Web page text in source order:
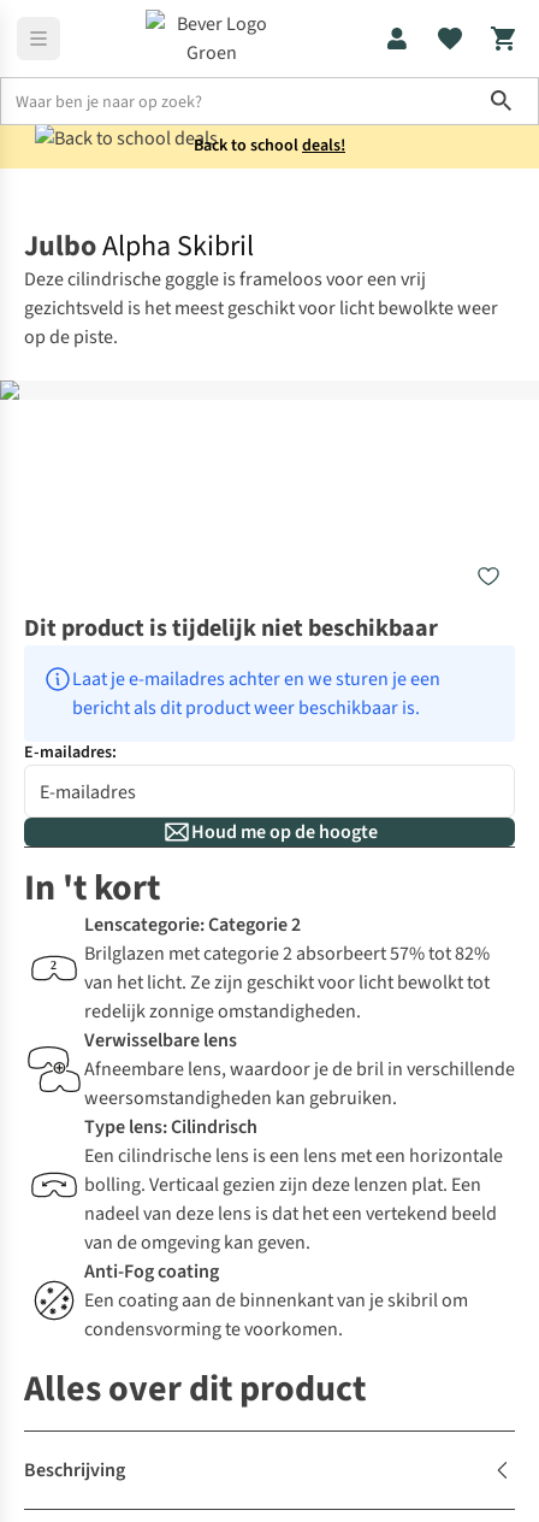
Back to schooldeals!
JulboAlpha Skibril
Deze cilindrische goggle is frameloos voor een vrij
gezichtsveld is het meest geschikt voor licht bewolkte weer
op de piste.
Dit product is tijdelijk niet beschikbaar
Laat je e-mailadres achter en we sturen je een
bericht als dit product weer beschikbaar is.
E-mailadres:
Houd me op de hoogte
In 't kort
Lenscategorie: Categorie 2
Brilglazen met categorie 2 absorbeert 57% tot 82%
van het licht. Ze zijn geschikt voor licht bewolkt tot
redelijk zonnige omstandigheden.
Verwisselbare lens
Afneembare lens, waardoor je de bril in verschillende
weersomstandigheden kan gebruiken.
Type lens: Cilindrisch
Een cilindrische lens is een lens met een horizontale
bolling. Verticaal gezien zijn deze lenzen plat. Een
nadeel van deze lens is dat het een vertekend beeld
van de omgeving kan geven.
Anti-Fog coating
Een coating aan de binnenkant van je skibril om
condensvorming te voorkomen.
Alles over dit product
Beschrijving